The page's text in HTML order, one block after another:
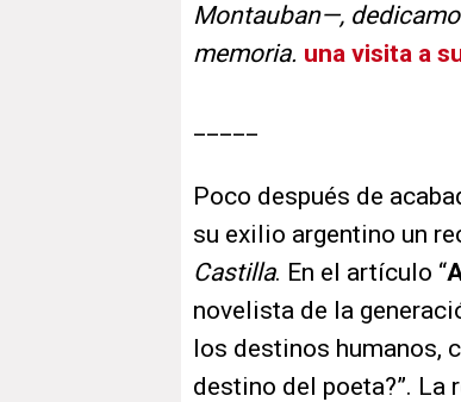
Montauban—,
memoria. una visita a
Poco después de
su exilio argentino un
Castilla. En el artículo “
novelista de la
los destinos humanos,
destino del poeta?”. La